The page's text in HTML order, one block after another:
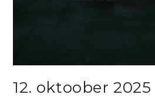
12. oktoober 2025